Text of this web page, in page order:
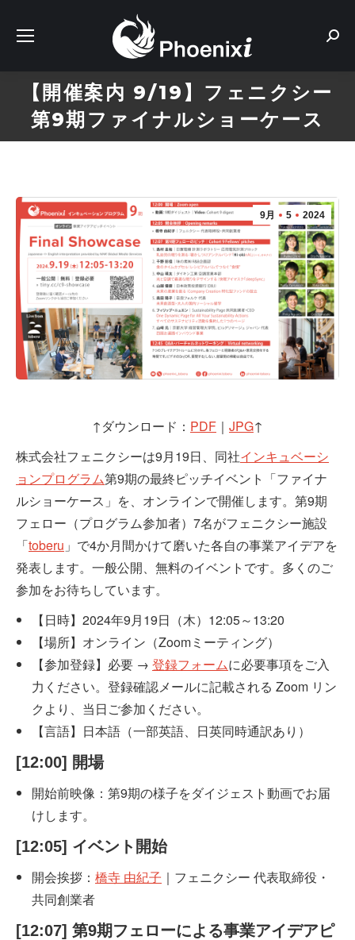
【開催案内 9/19】フェニクシー
第9期ファイナルショーケース
9月 5 2024
↑ダウンロード： PDF ｜ JPG↑
株式会社フェニクシーは9月19日、同社インキュベーシ
ョンプログラム第9期の最終ピッチイベント「ファイナ
ルショーケース」を、オンラインで開催します。第9期
フェロー（プログラム参加者）7名がフェニクシー施設
「toberu 」で4か月間かけて磨いた各自の事業アイデアを
発表します。一般公開、無料のイベントです。多くのご
参加をお待ちしています。
【日時】2024年9月19日（木）12:05～13:20
【場所】オンライン（Zoomミーティング）
【参加登録】必要 → 登録フォームに必要事項をご入
力ください。登録確認メールに記載される Zoom リン
クより、当日ご参加ください。
【言語】日本語（一部英語、日英同時通訳あり）
[12:00] 開場
開始前映像：第9期の様子をダイジェスト動画でお届
けします。
[12:05] イベント開始
開会挨拶： 橋寺 由紀子 ｜フェニクシー 代表取締役・
共同創業者
[12:07] 第9期フェローによる事業アイデアピ